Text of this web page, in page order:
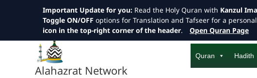
to
Alahazrat Network
Quran Hadith
Important Update for you: Read the Holy Quran with Kanzul
Toggle ON/OFF options for Translation and Tafseer for a
icon in the top-right corner of the header. Open Quran Page